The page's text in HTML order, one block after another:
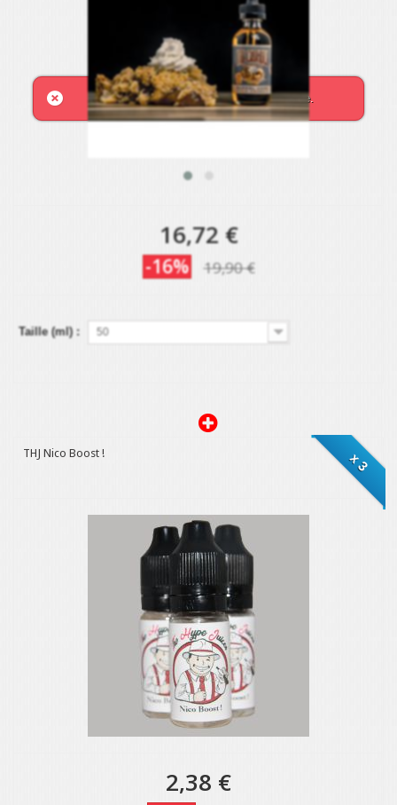
16,72 €
-16% 19,90 €
Taille (ml) : 50
This product is not available at this time.
x 3
THJ Nico Boost !
2,38 €